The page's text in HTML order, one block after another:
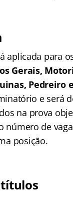
aplicada para
Gerais,
Pedreiro
e será
na prova
número de
posição.